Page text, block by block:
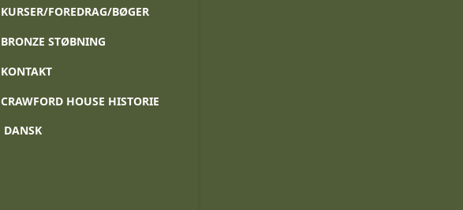
KURSER/FOREDRAG/BØGER
BRONZE STØBNING
KONTAKT
CRAWFORD HOUSE HISTORIE
DANSK